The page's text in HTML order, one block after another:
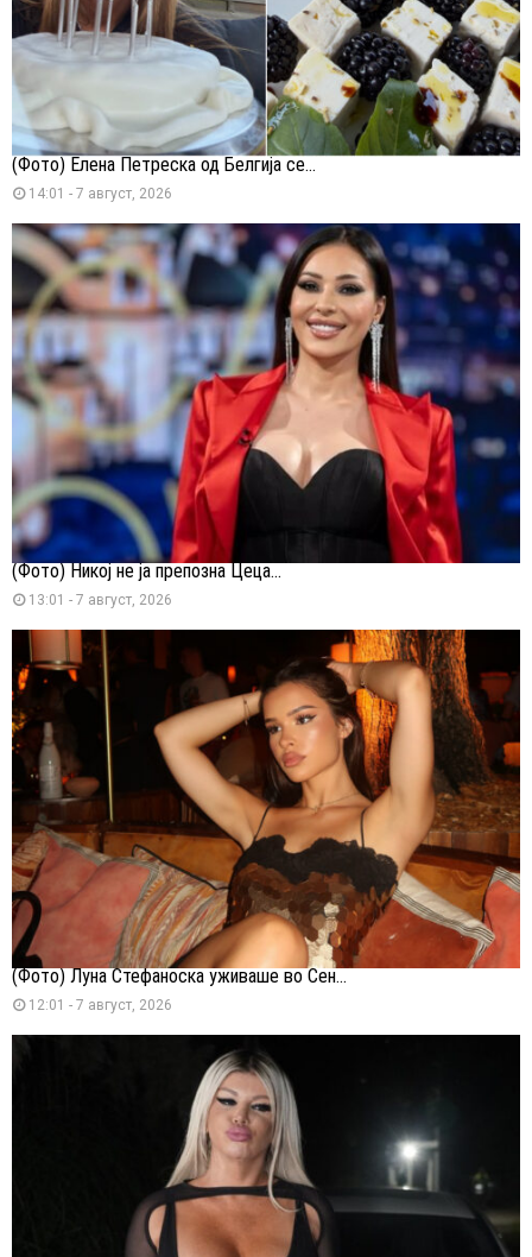
(Фото) Елена Петреска од Белгија се...
14:01 - 7 август, 2026
(Фото) Никој не ја препозна Цеца...
13:01 - 7 август, 2026
(Фото) Луна Стефаноска уживаше во Сен...
12:01 - 7 август, 2026